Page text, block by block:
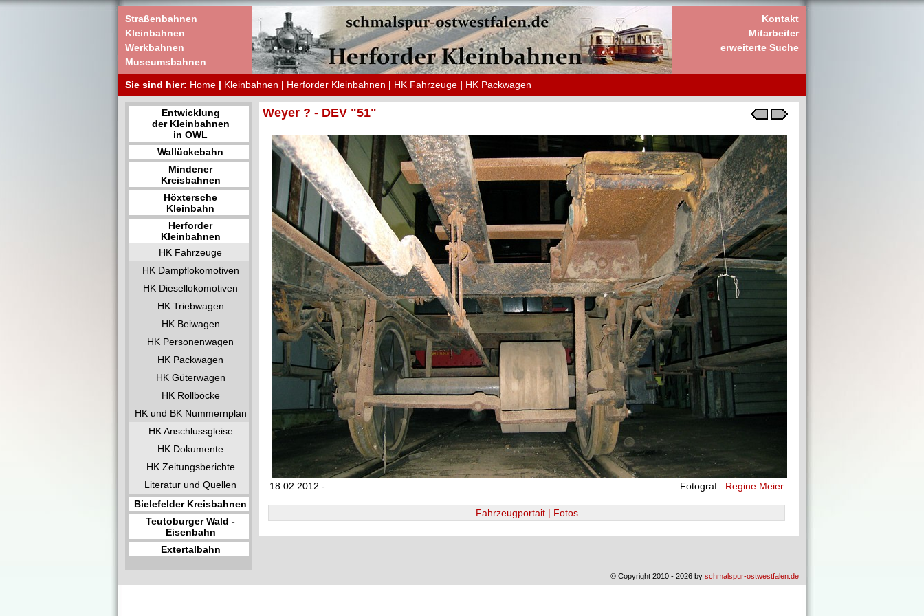
Straßenbahnen
Kleinbahnen
Werkbahnen
Museumsbahnen
Kontakt
Mitarbeiter
erweiterte Suche
Sie sind hier: Home | Kleinbahnen | Herforder Kleinbahnen | HK Fahrzeuge | HK Packwagen
Entwicklung
der Kleinbahnen
in OWL
Wallückebahn
Mindener
Kreisbahnen
Höxtersche
Kleinbahn
Herforder
Kleinbahnen
HK Fahrzeuge
HK Dampflokomotiven
HK Diesellokomotiven
HK Triebwagen
HK Beiwagen
HK Personenwagen
HK Packwagen
HK Güterwagen
HK Rollböcke
HK und BK Nummernplan
HK Anschlussgleise
HK Dokumente
HK Zeitungsberichte
Literatur und Quellen
Bielefelder Kreisbahnen
Teutoburger Wald -
Eisenbahn
Extertalbahn
Weyer ? - DEV "51"
18.02.2012 - Fotograf: Regine Meier
Fahrzeugportait | Fotos
© Copyright 2010 - 2026 by schmalspur-ostwestfalen.de